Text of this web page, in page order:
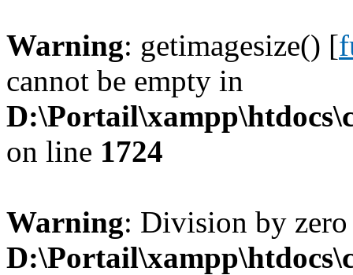
Warning: getimagesize() [
cannot be empty in
on line 1724
Warning: Division by